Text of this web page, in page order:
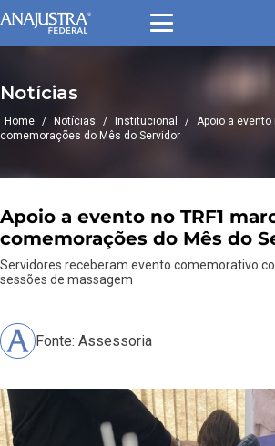
Notícias
Home / Notícias / Institucional / Apoio a evento
comemorações do Mês do Servidor
Apoio a evento no TRF1
comemorações do Mês do
Servidores receberam evento comemorativo
sessões de massagem
Fonte: Assessoria